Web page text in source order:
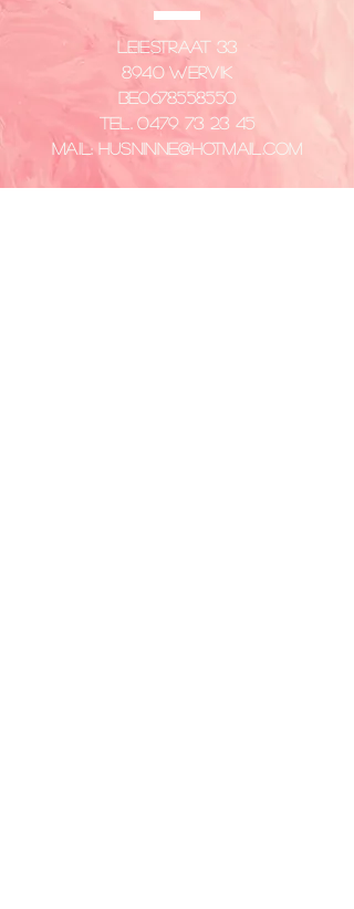
Leiestraat 33
8940 Wervik
​BE0678558550
Tel.0479 73 23 45
Mail: husninne@hotmail.com
Privacy policy